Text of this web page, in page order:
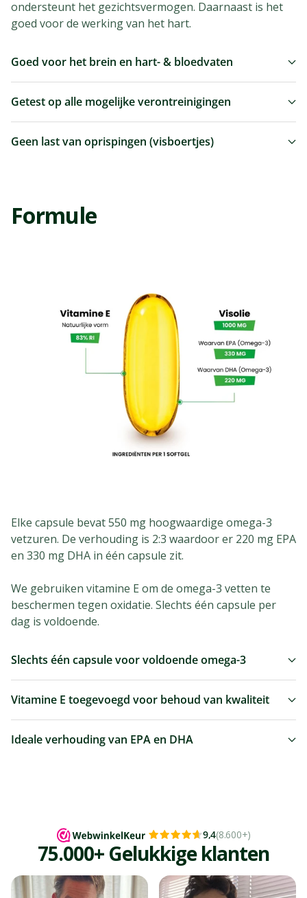
ondersteunt het gezichtsvermogen. Daarnaast is het
goed voor de werking van het hart.
Goed voor het brein en hart- & bloedvaten
Getest op alle mogelijke verontreinigingen
Geen last van oprispingen (visboertjes)
formule
Elke capsule bevat 550 mg hoogwaardige omega-3
vetzuren. De verhouding is 2:3 waardoor er 220 mg EPA
en 330 mg DHA in één capsule zit.
We gebruiken vitamine E om de omega-3 vetten te
beschermen tegen oxidatie. Slechts één capsule per
dag is voldoende.
Slechts één capsule voor voldoende omega-3
Vitamine E toegevoegd voor behoud van kwaliteit
Ideale verhouding van EPA en DHA
9,4(8.600+)
75.000+ Gelukkige klanten